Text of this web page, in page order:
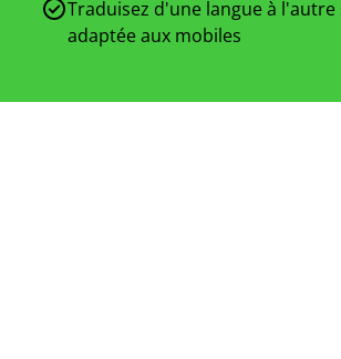
Traduisez d'une langue à
adaptée aux mobiles